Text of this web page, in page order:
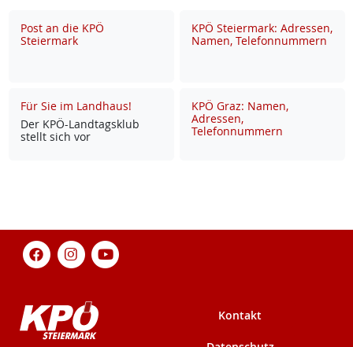
Post an die KPÖ
Steiermark
KPÖ Steiermark: Adressen,
Namen, Telefonnummern
Für Sie im Landhaus!
Der KPÖ-Land­tags­klub
stellt sich vor
KPÖ Graz: Namen,
Adressen,
Telefonnummern
Kontakt